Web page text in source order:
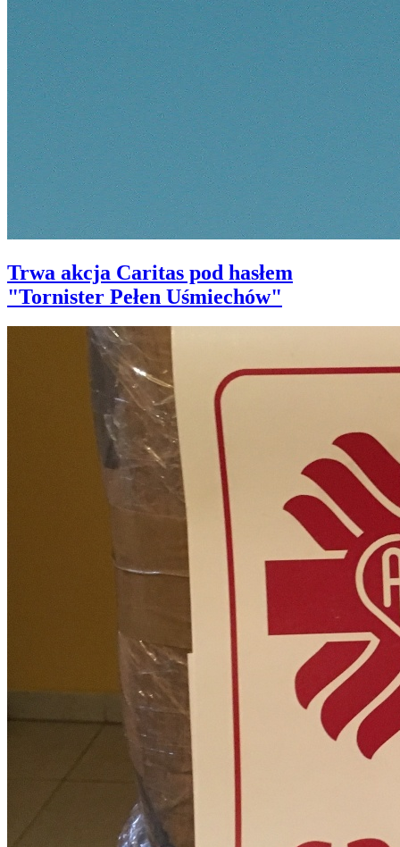
Trwa akcja Caritas pod hasłem
"Tornister Pełen Uśmiechów"